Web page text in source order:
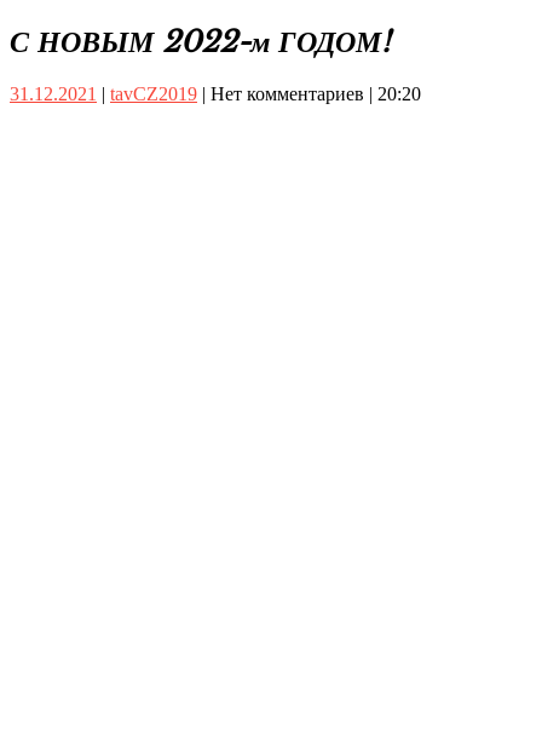
Close
Button
С НОВЫМ 2022-м ГОДОМ!
31.12.2021 31.12.2021
| tavCZ2019tavCZ2019
| Нет комментариев | 20:20